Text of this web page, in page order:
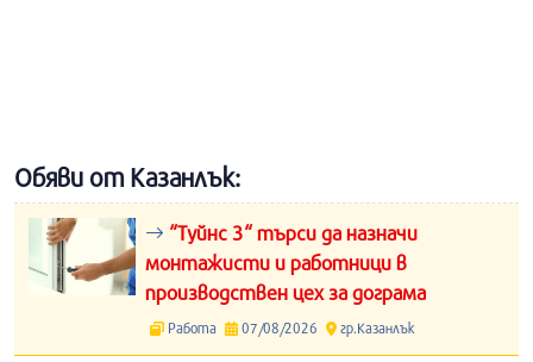
Обяви от Казанлък:
“Туйнс 3“ търси да назначи
монтажисти и работници в
производствен цех за дограма
Работа 07/08/2026 гр.Казанлък